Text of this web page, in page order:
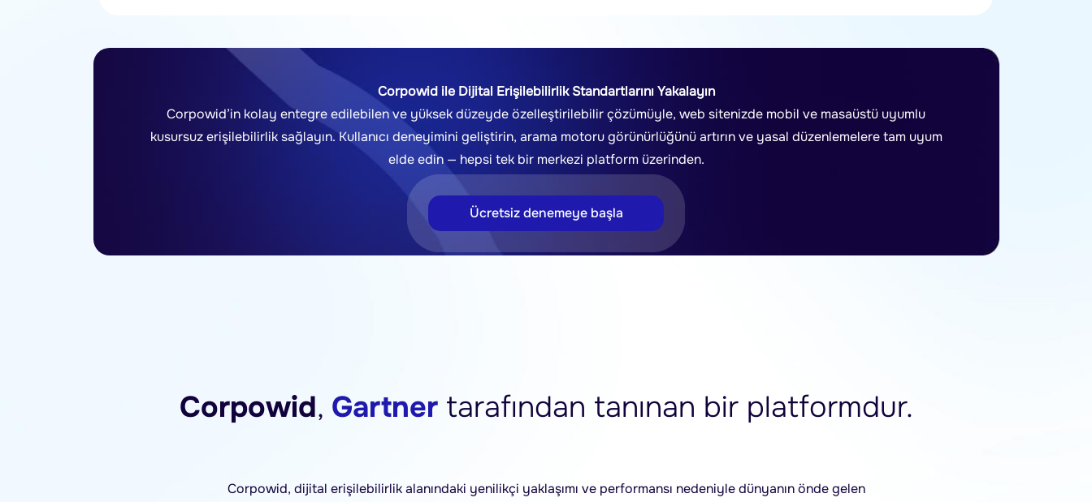
Corpowid ile Dijital Erişilebilirlik Standartlarını Yakalayın
Corpowid’in kolay entegre edilebilen ve yüksek düzeyde özelleştirilebilir çözümüyle, web sitenizde mobil ve masaüstü uyumlu
kusursuz erişilebilirlik sağlayın. Kullanıcı deneyimini geliştirin, arama motoru görünürlüğünü artırın ve yasal düzenlemelere tam uyum
elde edin — hepsi tek bir merkezi platform üzerinden.
Ücretsiz denemeye başla
Corpowid, Gartnertarafından tanınan bir platformdur.
Corpowid, dijital erişilebilirlik alanındaki yenilikçi yaklaşımı ve performansı nedeniyle dünyanın önde gelen